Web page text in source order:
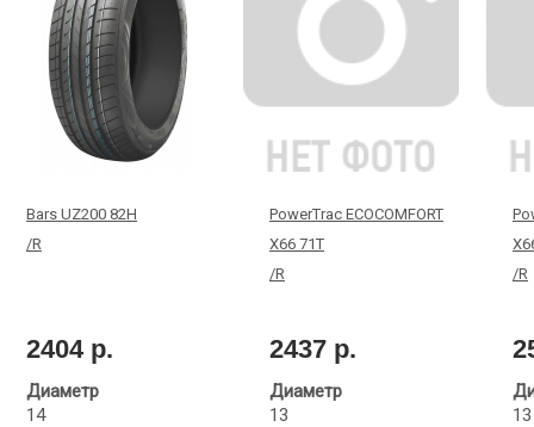
Bars UZ200 82H
/R
2404 р.
Диаметр
14
PowerTrac ECOCOMFORT
X66 71T
/R
2437 р.
Диаметр
13
/R
13